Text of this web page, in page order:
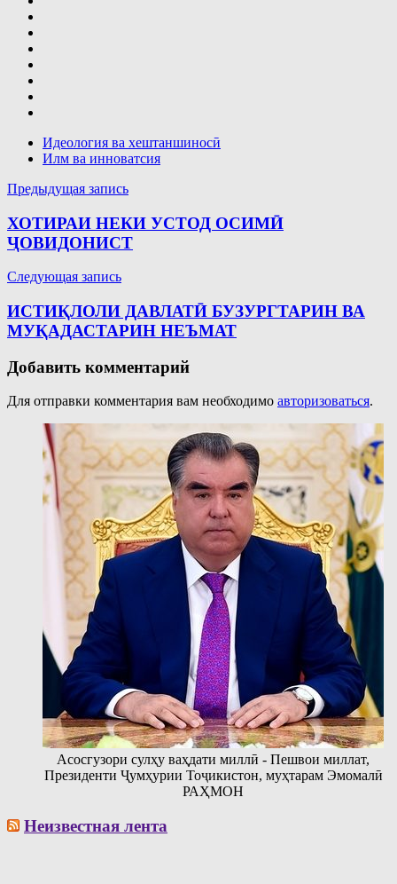
Идеология ва хештаншиносӣ
Илм ва инноватсия
Навигация
по
записям
Предыдущая запись
ХОТИРАИ НЕКИ УСТОД ОСИМӢ
ҶОВИДОНИСТ
Следующая запись
ИСТИҚЛОЛИ ДАВЛАТӢ БУЗУРГТАРИН ВА
МУҚАДАСТАРИН НЕЪМАТ
Добавить комментарий
Для отправки комментария вам необходимо авторизоваться.
Асосгузори сулҳу ваҳдати миллӣ - Пешвои миллат,
Президенти Ҷумҳурии Тоҷикистон, муҳтарам Эмомалӣ
РАҲМОН
Неизвестная лента